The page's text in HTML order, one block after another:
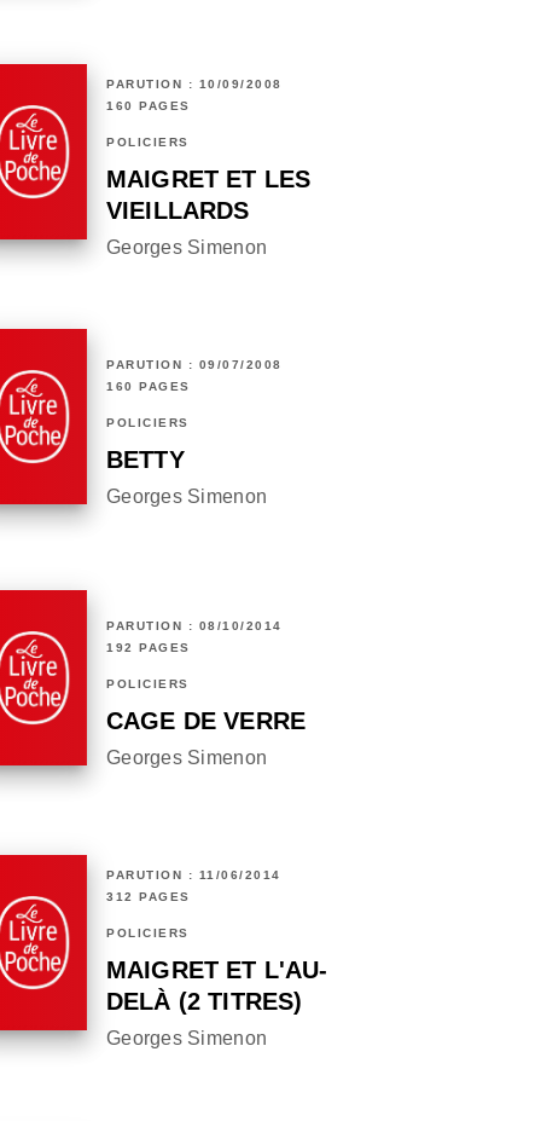
PARUTION : 10/09/2008
160 PAGES
POLICIERS
MAIGRET ET LES
VIEILLARDS
Georges Simenon
PARUTION : 09/07/2008
160 PAGES
POLICIERS
BETTY
Georges Simenon
PARUTION : 08/10/2014
192 PAGES
POLICIERS
CAGE DE VERRE
Georges Simenon
PARUTION : 11/06/2014
312 PAGES
POLICIERS
MAIGRET ET L'AU-
DELÀ (2 TITRES)
Georges Simenon